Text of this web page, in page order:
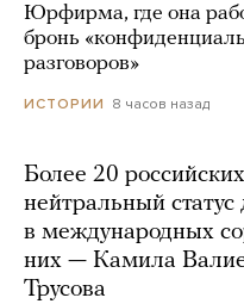
Юрфирма, где она
бронь
разговоров»
ИСТОРИИ 8 часов назад
Более 20
нейтральный статус
в международных
них — Камила
Трусова